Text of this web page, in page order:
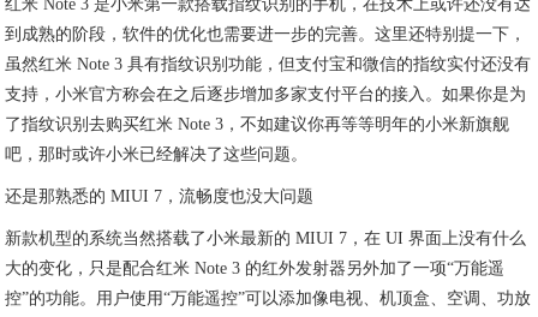
红米 Note 3 是小米第一款搭载指纹识别的手机，在技术上或许还没有达
到成熟的阶段，软件的优化也需要进一步的完善。这里还特别提一下，
虽然红米 Note 3 具有指纹识别功能，但支付宝和微信的指纹实付还没有
支持，小米官方称会在之后逐步增加多家支付平台的接入。如果你是为
了指纹识别去购买红米 Note 3，不如建议你再等等明年的小米新旗舰
吧，那时或许小米已经解决了这些问题。
还是那熟悉的 MIUI 7，流畅度也没大问题
新款机型的系统当然搭载了小米最新的 MIUI 7，在 UI 界面上没有什么
大的变化，只是配合红米 Note 3 的红外发射器另外加了一项“万能遥
控”的功能。用户使用“万能遥控”可以添加像电视、机顶盒、空调、功放